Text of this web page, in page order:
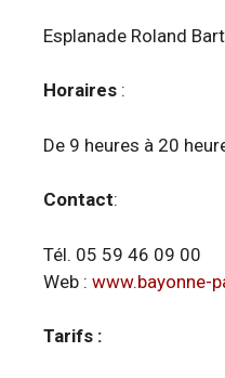
Esplanade Roland
Horaires :
De 9 heures à 20
Contact:
Tél. 05 59 46 09 00
Web : www.bayonne-
Tarifs :